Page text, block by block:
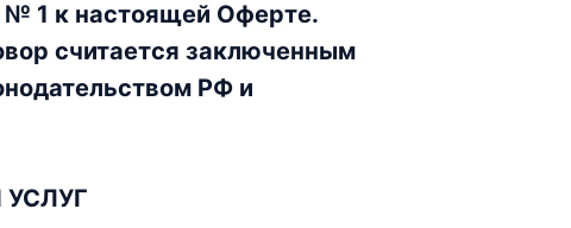
№ 1 к настоящей Оферте.
считается заключенным
РФ и